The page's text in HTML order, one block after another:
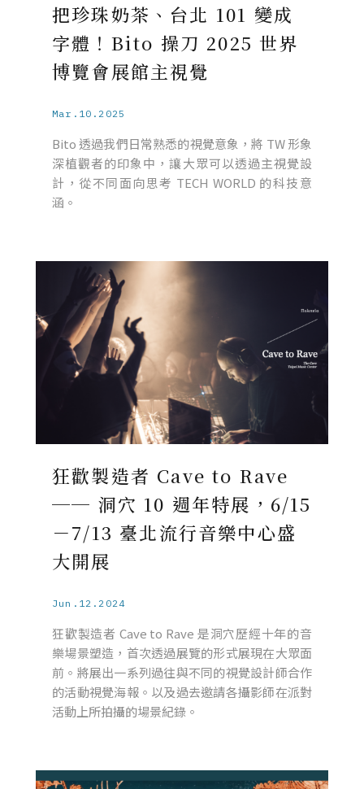
把珍珠奶茶、台北 101 變成
字體！Bito 操刀 2025 世界
博覽會展館主視覺
Mar.10.2025
Bito 透過我們日常熟悉的視覺意象，將 TW 形象
深植觀者的印象中，讓大眾可以透過主視覺設
計，從不同面向思考 TECH WORLD 的科技意
涵。
狂歡製造者 Cave to Rave
── 洞穴 10 週年特展，6/15
－7/13 臺北流行音樂中心盛
大開展
Jun.12.2024
狂歡製造者 Cave to Rave 是洞穴歷經十年的音
樂場景塑造，首次透過展覽的形式展現在大眾面
前。將展出一系列過往與不同的視覺設計師合作
的活動視覺海報。以及過去邀請各攝影師在派對
活動上所拍攝的場景紀錄。